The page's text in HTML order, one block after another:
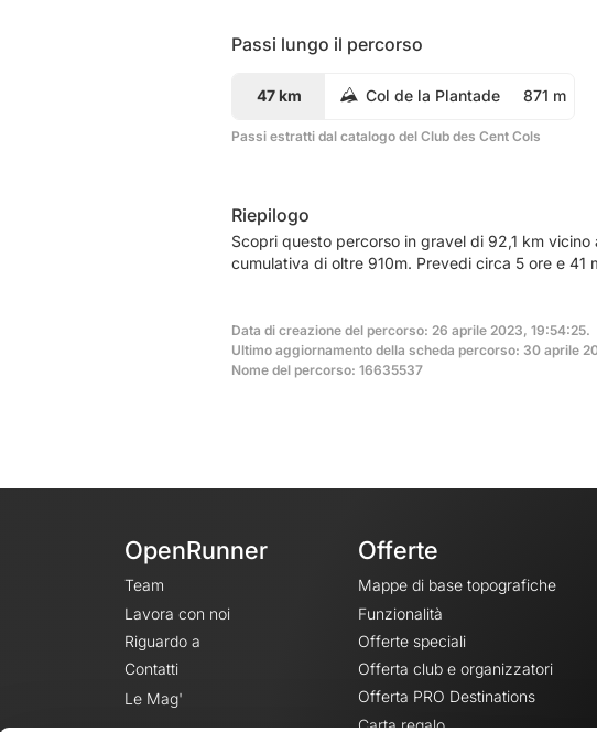
Passi lungo il percorso
47 km Col de la Plantade 871 m
Passi estratti dal catalogo del Club des Cent Cols
Riepilogo
Scopri questo percorso in gravel di 92,1 km
cumulativa di oltre 910m. Prevedi circa 5 ore e
Data di creazione del percorso: 26 aprile 2023, 19:54:25.
Ultimo aggiornamento della scheda percorso: 30 aprile
Nome del percorso: 16635537
OpenRunner
Team
Lavora con noi
Riguardo a
Contatti
Le Mag'
Offerte
Mappe di base topografiche
Funzionalità
Offerte speciali
Offerta club e organizzatori
Offerta PRO Destinations
Carta regalo